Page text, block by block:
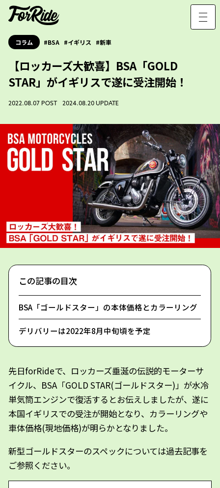
コラム BSA イギリス 新車
【ロッカーズ大歓喜】BSA「GOLD
STAR」がイギリスで遂に受注開始！
2022.08.07 POST 2024.08.20 UPDATE
この記事の目次
BSA「ゴールドスター」の本体価格とカラーリング
デリバリーは2022年8月中旬頃を予定
先日forRideで、ロッカーズ垂涎の伝説的モーターサ
イクル、BSA「GOLD STAR(ゴールドスター)」が水冷
単気筒エンジンで復活するとお伝えしましたが、遂に
本国イギリスでの受注が開始となり、カラーリングや
車体価格(現地価格)が明らかとなりました。
新型ゴールドスターのスペックについては過去記事を
ご参照ください。